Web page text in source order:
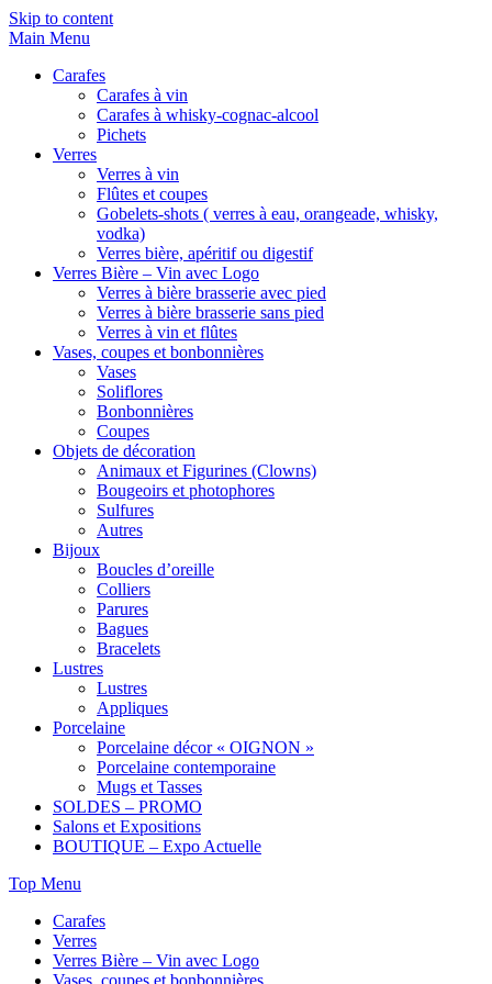
Skip to content
Main Menu
Carafes
Carafes à vin
Carafes à whisky-cognac-alcool
Pichets
Verres
Verres à vin
Flûtes et coupes
Gobelets-shots ( verres à eau, orangeade, whisky,
vodka)
Verres bière, apéritif ou digestif
Verres Bière – Vin avec Logo
Verres à bière brasserie avec pied
Verres à bière brasserie sans pied
Verres à vin et flûtes
Vases, coupes et bonbonnières
Vases
Soliflores
Bonbonnières
Coupes
Objets de décoration
Animaux et Figurines (Clowns)
Bougeoirs et photophores
Sulfures
Autres
Bijoux
Boucles d’oreille
Colliers
Parures
Bagues
Bracelets
Lustres
Lustres
Appliques
Porcelaine
Porcelaine décor « OIGNON »
Porcelaine contemporaine
Mugs et Tasses
SOLDES – PROMO
Salons et Expositions
BOUTIQUE – Expo Actuelle
Top Menu
Carafes
Verres
Verres Bière – Vin avec Logo
Vases, coupes et bonbonnières